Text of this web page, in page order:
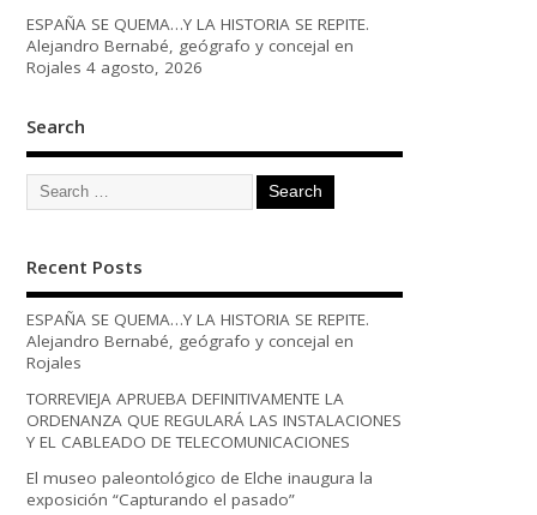
ESPAÑA SE QUEMA…Y LA HISTORIA SE REPITE.
Alejandro Bernabé, geógrafo y concejal en
Rojales 4 agosto, 2026
Search
Recent Posts
ESPAÑA SE QUEMA…Y LA HISTORIA SE REPITE.
Alejandro Bernabé, geógrafo y concejal en
Rojales
TORREVIEJA APRUEBA DEFINITIVAMENTE LA
ORDENANZA QUE REGULARÁ LAS INSTALACIONES
Y EL CABLEADO DE TELECOMUNICACIONES
El museo paleontológico de Elche inaugura la
exposición “Capturando el pasado”